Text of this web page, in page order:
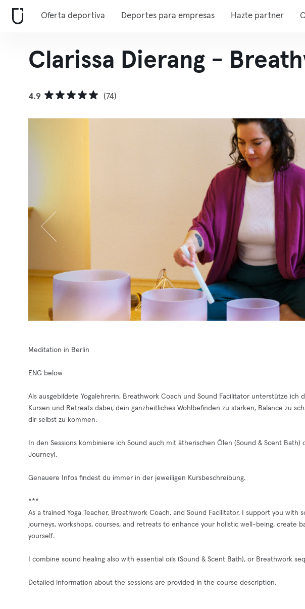
Oferta deportiva Deportes para empresas Hazte partner
Clarissa Dierang -
4.9 (74)
Meditation in Berlin
ENG below
Als ausgebildete Yogalehrerin, Breathwork Coach und Sound Facilitator unterstütze ich
Kursen und Retreats dabei, dein ganzheitliches Wohlbefinden zu stärken, Balance zu
dir selbst zu kommen.
In den Sessions kombiniere ich Sound auch mit ätherischen Ölen (Sound & Scent
Journey).
Genauere Infos findest du immer in der jeweiligen Kursbeschreibung.
***
As a trained Yoga Teacher, Breathwork Coach, and Sound Facilitator, I support you with
journeys, workshops, courses, and retreats to enhance your holistic well-being, create
yourself.
I combine sound healing also with essential oils (Sound & Scent Bath), or Breathwork
Detailed information about the sessions are provided in the course description.